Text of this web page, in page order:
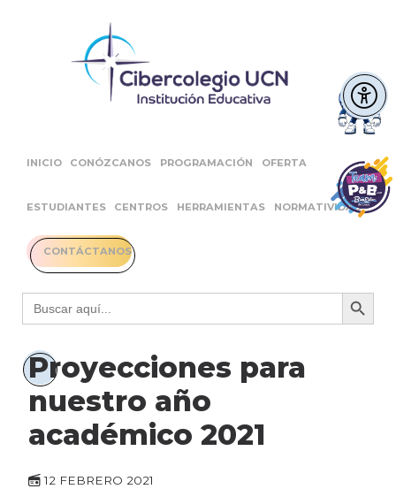
INICIO CONÓZCANOS PROGRAMACIÓN OFERTA
ESTUDIANTES CENTROS HERRAMIENTAS NORMATIVIDAD
CONTÁCTANOS
Buscar: Botón
Proyecciones para
nuestro año
académico 2021
12 FEBRERO 2021